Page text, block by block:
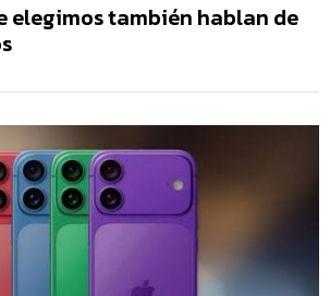
elegimos también hablan de